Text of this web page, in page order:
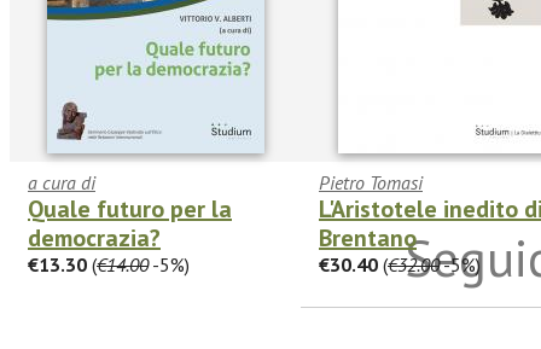
a cura di
Quale futuro per la
democrazia?
€13.30 (€14.00-5%)
Pietro Tomasi
L'Aristotele inedito
Brentano
€30.40 (€32.00-5%)